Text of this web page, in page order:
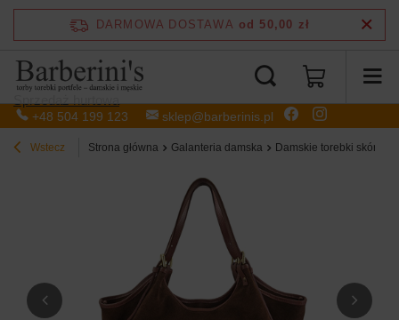
+48 504 199 123 sklep@barberinis.pl
DARMOWA DOSTAWA od 50,00 zł
Wstecz Strona główna Galanteria damska Damskie torebki